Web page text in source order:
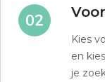
Kies
en
je